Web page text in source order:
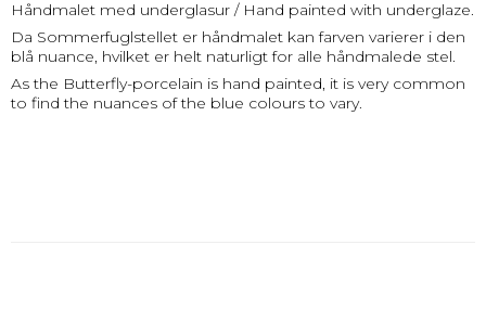
Håndmalet med underglasur / Hand painted with underglaze.
Da Sommerfuglstellet er håndmalet kan farven varierer i den
blå nuance, hvilket er helt naturligt for alle håndmalede stel.
As the Butterfly-porcelain is hand painted, it is very common
to find the nuances of the blue colours to vary.